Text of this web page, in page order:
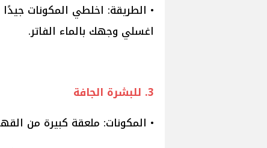
اغسلي وجهك بالماء الفاتر.
3. للبشرة الجافة
• المكونات: ملعقة كبيرة من